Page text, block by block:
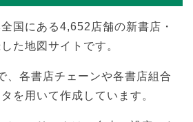
国にある4,652店舗の新書店・
た地図サイトです。
、各書店チェーンや各書店組合
を用いて作成しています。